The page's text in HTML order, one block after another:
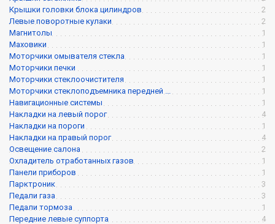
Крышки головки блока цилиндров
2
Левые поворотные кулаки
2
Магнитолы
1
Маховики
1
Моторчики омывателя стекла
1
Моторчики печки
1
Моторчики стеклоочистителя
1
Моторчики стеклоподъемника передней ...
1
Навигационные системы
1
Накладки на левый порог
4
Накладки на пороги
1
Накладки на правый порог
4
Освещение салона
2
Охладитель отработанных газов
1
Панели приборов
1
Парктроник
3
Педали газа
3
Педали тормоза
1
Передние левые суппорта
4